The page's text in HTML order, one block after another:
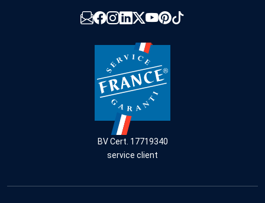
BV Cert. 17719340
service client